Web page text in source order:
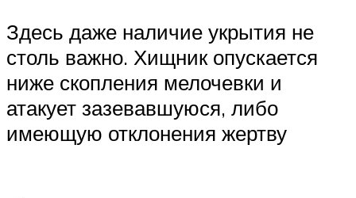
Здесь даже наличие укрытия не
столь важно. Хищник опускается
ниже скопления мелочевки и
атакует зазевавшуюся, либо
имеющую отклонения жертву